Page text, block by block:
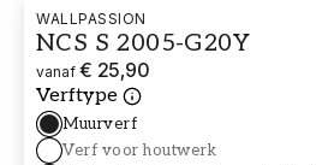
WALLPASSION
NCS S 2005-G20Y
vanaf € 25,90
Verftype
Muurverf
Verf voor houtwerk